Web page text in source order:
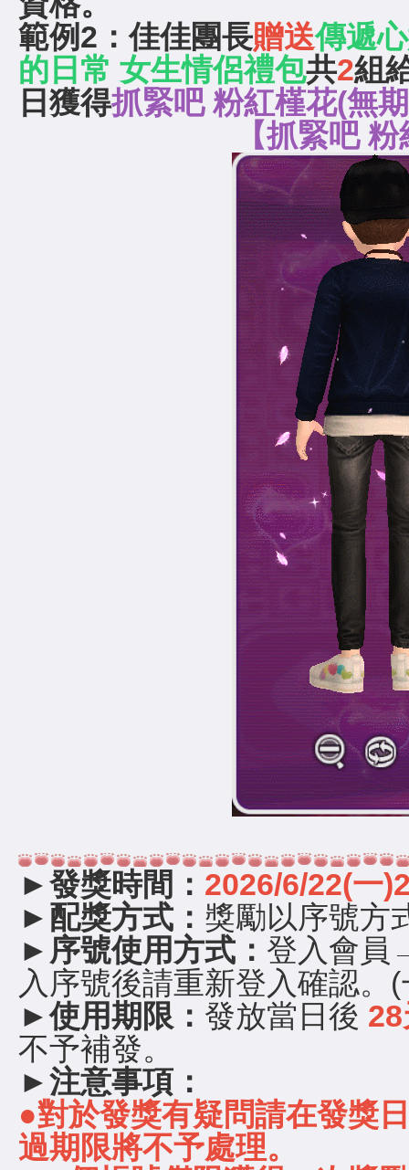
範例2：佳佳團長贈送傳遞
的日常 女生情侶禮包共2組
日獲得抓緊吧 粉紅槿花(無
【抓緊吧
►發獎時間： 2026/6/22(一
►配獎方式： 獎勵以序號方
►序號使用方式： 登入會員
入序號後請重新登入確認。
►使用期限： 發放當日後
不予補發。
►注意事項：
●對於發獎有疑問請在發獎
過期限將不予處理。